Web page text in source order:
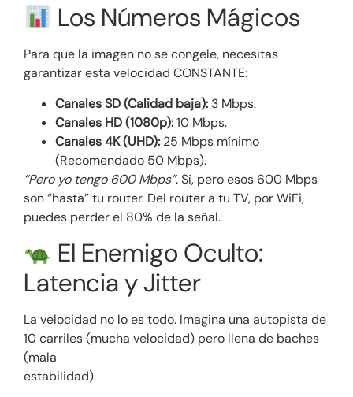
Los Números Mágicos
Para que la imagen no se congele, necesitas
garantizar esta velocidad CONSTANTE:
Canales SD (Calidad baja): 3 Mbps.
Canales HD (1080p):10 Mbps.
Canales 4K (UHD): 25 Mbps mínimo
(Recomendado 50 Mbps).
“Pero yo tengo 600 Mbps”. Sí, pero esos 600 Mbps
son “hasta” tu router. Del router a tu TV, por WiFi,
puedes perder el 80% de la señal.
El Enemigo Oculto:
Latencia y Jitter
La velocidad no lo es todo. Imagina una autopista de
10 carriles (mucha velocidad) pero llena de baches
(mala
estabilidad).